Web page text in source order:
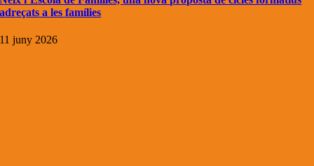
adreçats a les famílies
11 juny 2026